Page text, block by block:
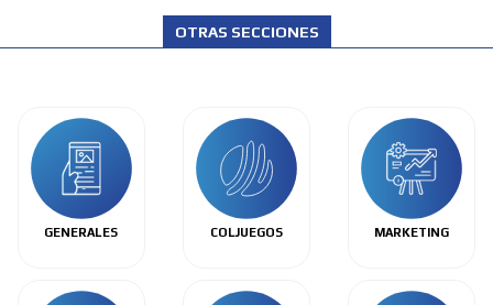
OTRAS SECCIONES
GENERALES COLJUEGOS MARKETING